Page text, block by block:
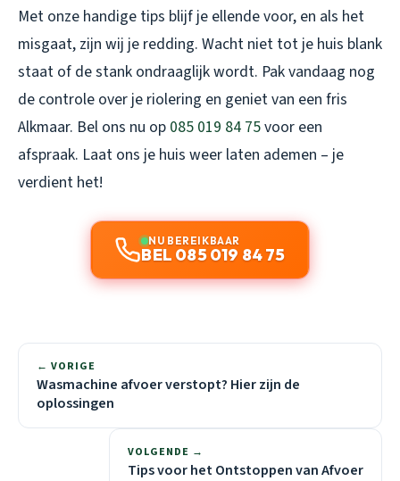
Met onze handige tips blijf je ellende voor, en als het
misgaat, zijn wij je redding. Wacht niet tot je huis blank
staat of de stank ondraaglijk wordt. Pak vandaag nog
de controle over je riolering en geniet van een fris
Alkmaar. Bel ons nu op 085 019 84 75voor een
afspraak. Laat ons je huis weer laten ademen – je
verdient het!
NU BEREIKBAAR
BEL 085 019 84 75
← VORIGE
Wasmachine afvoer verstopt? Hier zijn de
oplossingen
VOLGENDE →
Tips voor het Ontstoppen van Afvoer